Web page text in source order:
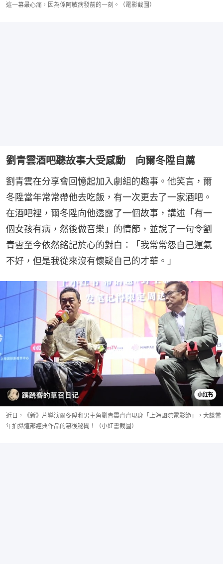
這一幕最心痛，因為係阿敏病發前的一刻。（電影截圖）
劉青雲酒吧聽故事大受感動 向爾冬陞自薦
劉青雲在分享會回憶起加入劇組的趣事。他笑言，爾
冬陞當年常常帶他去吃飯，有一次更去了一家酒吧。
在酒吧裡，爾冬陞向他透露了一個故事，講述「有一
個女孩有病，然後做音樂」的情節，並說了一句令劉
青雲至今依然銘記於心的對白：「我常常怨自己運氣
不好，但是我從來沒有懷疑自己的才華。」
近日，《新》片導演爾冬陞和男主角劉青雲齊齊現身「上海國際電影節」，大談當
年拍攝這部經典作品的幕後秘聞！（小紅書截圖）